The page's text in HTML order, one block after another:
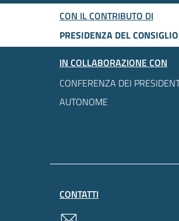
CON IL CONTRIBUTO DI
PRESIDENZA DEL
IN COLLABORAZIONE CON
CONFERENZA DEI
AUTONOME
CONTATTI